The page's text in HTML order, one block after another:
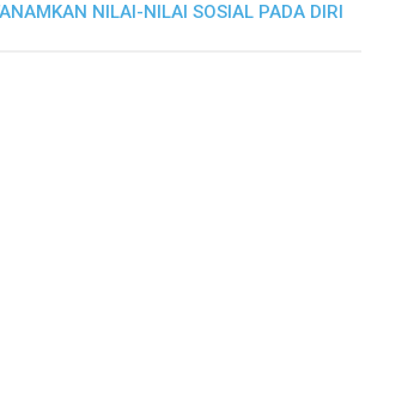
NILAI-NILAI SOSIAL PADA DIRI